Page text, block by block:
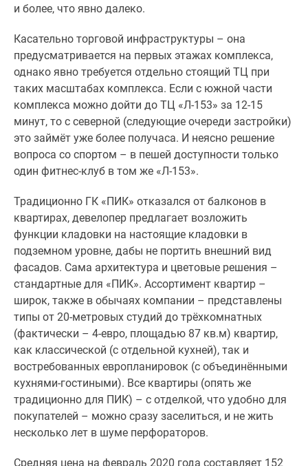
и более, что явно далеко.
Касательно торговой инфраструктуры – она
предусматривается на первых этажах комплекса,
однако явно требуется отдельно стоящий ТЦ при
таких масштабах комплекса. Если с южной части
комплекса можно дойти до ТЦ «Л-153» за 12-15
минут, то с северной (следующие очереди застройки)
это займёт уже более получаса. И неясно решение
вопроса со спортом – в пешей доступности только
один фитнес-клуб в том же «Л-153».
Традиционно ГК «ПИК» отказался от балконов в
квартирах, девелопер предлагает возложить
функции кладовки на настоящие кладовки в
подземном уровне, дабы не портить внешний вид
фасадов. Сама архитектура и цветовые решения –
стандартные для «ПИК». Ассортимент квартир –
широк, также в обычаях компании – представлены
типы от 20-метровых студий до трёхкомнатных
(фактически – 4-евро, площадью 87 кв.м) квартир,
как классической (с отдельной кухней), так и
востребованных европланировок (с объединёнными
кухнями-гостиными). Все квартиры (опять же
традиционно для ПИК) – с отделкой, что удобно для
покупателей – можно сразу заселиться, и не жить
несколько лет в шуме перфораторов.
Средняя цена на февраль 2020 года составляет 152